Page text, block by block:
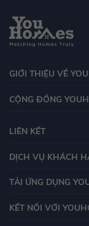
GIỚI THIỆU VỀ
CỘNG ĐỒNG
LIÊN KẾT
DỊCH VỤ KHÁCH
TẢI ỨNG DỤNG
KẾT NỐI VỚI